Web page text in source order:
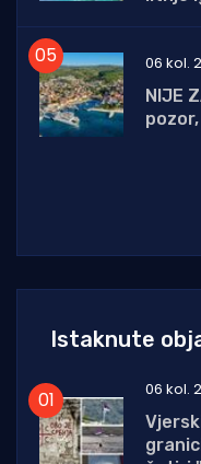
06 kol.
NIJE
Istaknute
06 kol.